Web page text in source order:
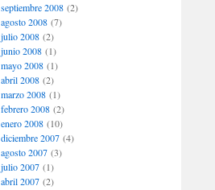
septiembre 2008(2)
agosto 2008(7)
julio 2008(2)
junio 2008(1)
mayo 2008(1)
abril 2008(2)
marzo 2008(1)
febrero 2008(2)
enero 2008(10)
diciembre 2007(4)
agosto 2007(3)
julio 2007(1)
abril 2007(2)